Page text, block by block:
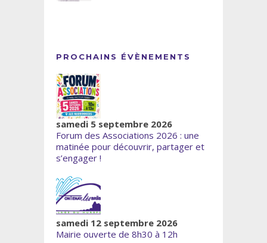
PROCHAINS ÉVÈNEMENTS
samedi 5 septembre 2026
Forum des Associations 2026 : une
matinée pour découvrir, partager et
s’engager !
samedi 12 septembre 2026
Mairie ouverte de 8h30 à 12h